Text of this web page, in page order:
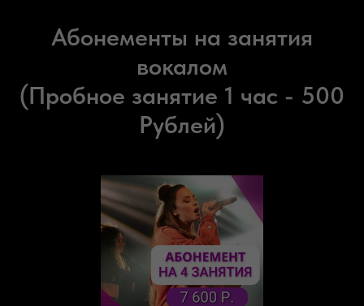
Абонементы на занятия
вокалом
(Пробное занятие 1 час - 500
Рублей)